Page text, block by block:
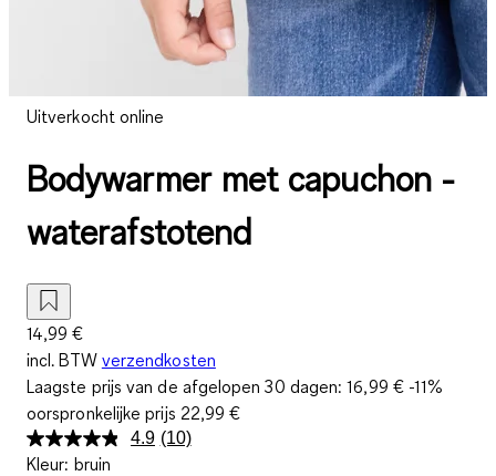
Uitverkocht online
Bodywarmer met capuchon -
waterafstotend
14,99 €
incl. BTW verzendkosten
Laagste prijs van de afgelopen 30 dagen:16,99 €-11%
oorspronkelijke prijs 22,99 €
4.9 Lees
(10)
Kleur: bruin